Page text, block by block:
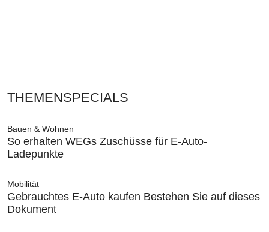
THEMENSPECIALS
Bauen & Wohnen
So erhalten WEGs Zuschüsse für E-Auto-
Ladepunkte
Mobilität
Gebrauchtes E-Auto kaufen Bestehen Sie auf dieses
Dokument